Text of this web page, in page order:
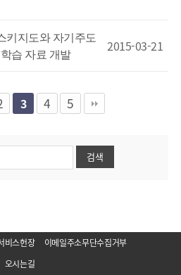
키지도와 자기주도
습 자료 개발
2015-03-21
3 4 5
비스헌장
이메일주소무단수집거부
오시는길